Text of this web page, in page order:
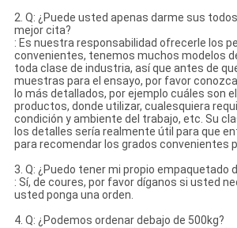
2. Q: ¿Puede usted apenas darme sus
mejor cita?
: Es nuestra responsabilidad ofrecerle los
convenientes, tenemos muchos modelos
toda clase de industria, así que antes de
muestras para el ensayo, por favor
lo más detallados, por ejemplo cuáles son
productos, donde utilizar, cualesquiera
condición y ambiente del trabajo, etc. Su
los detalles sería realmente útil para que
para recomendar los grados convenientes
3. Q: ¿Puedo tener mi propio empaquetado
: Sí, de coures, por favor díganos si usted
usted ponga una orden.
4. Q: ¿Podemos ordenar debajo de 500kg?